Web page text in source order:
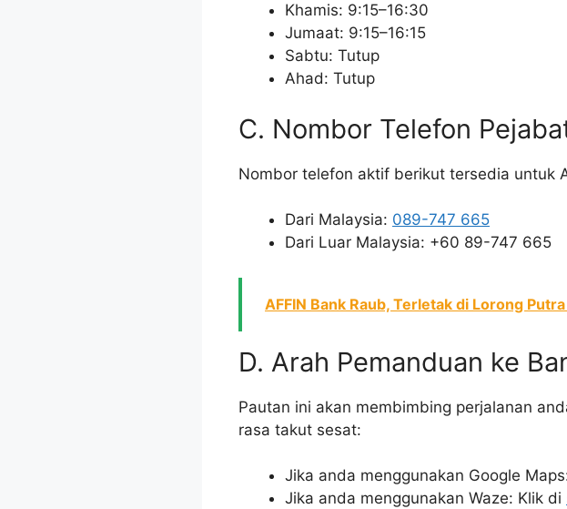
Khamis: 9:15–16:30
Jumaat: 9:15–16:15
Sabtu: Tutup
Ahad: Tutup
C. Nombor Telefon
Nombor telefon aktif berikut tersedia untuk
Dari Malaysia: 089-747 665
Dari Luar Malaysia: +60 89-747 665
AFFIN Bank Raub, Terletak di Lorong
D. Arah Pemanduan ke
Pautan ini akan membimbing perjalanan
rasa takut sesat:
Jika anda menggunakan Google
Jika anda menggunakan Waze: Klik di